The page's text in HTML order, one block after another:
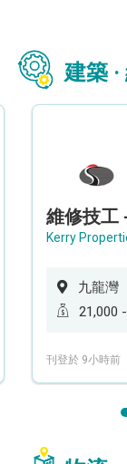
建築 ·
維修技工
Kerry
九龍灣
21,000
刊登於 9小時前